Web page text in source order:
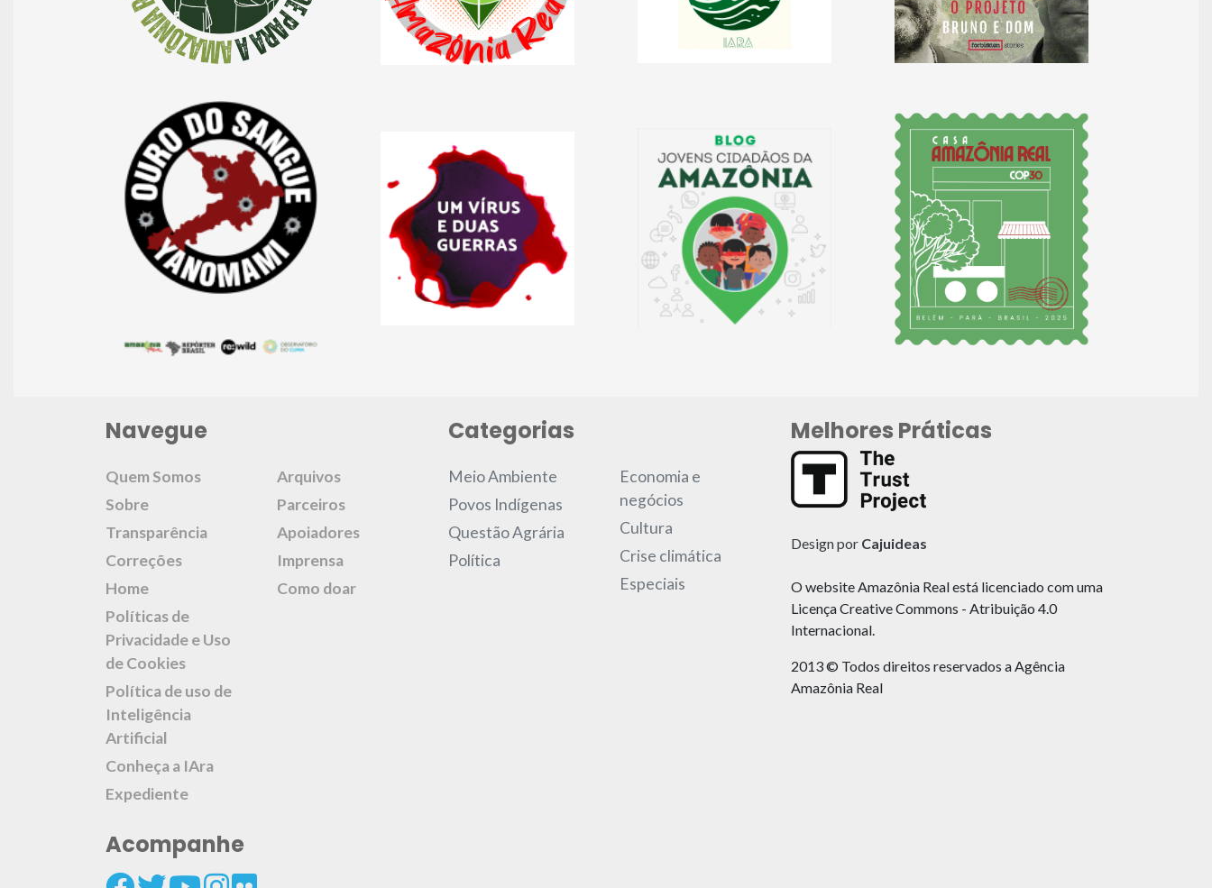
Navegue
Quem Somos
Sobre
Transparência
Correções
Home
Políticas de
Privacidade e Uso
de Cookies
Política de uso de
Inteligência
Artificial
Conheça a IAra
Expediente
Arquivos
Parceiros
Apoiadores
Imprensa
Como doar
Acompanhe
Categorias
Meio Ambiente
Povos Indígenas
Questão Agrária
Política
Economia e
negócios
Cultura
Crise climática
Especiais
Melhores Práticas
Design por Cajuideas
O website Amazônia Real está licenciado com uma
Licença Creative Commons - Atribuição 4.0
Internacional.
2013 © Todos direitos reservados a Agência
Amazônia Real